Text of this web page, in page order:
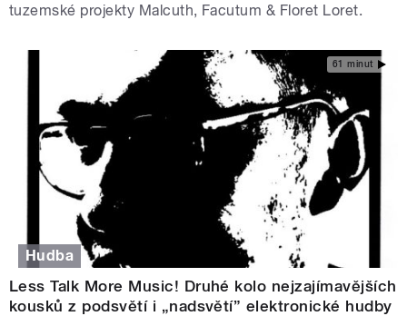
tuzemské projekty Malcuth, Facutum & Floret Loret.
61 minut
Hudba
Less Talk More Music! Druhé kolo nejzajímavějších
kousků z podsvětí i „nadsvětí” elektronické hudby